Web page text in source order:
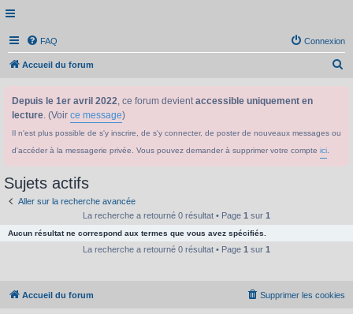
FAQ Connexion
Accueil du forum
Depuis le 1er avril 2022, ce forum devientaccessible uniquement en
lecture. (Voir ce message)
Il n'est plus possible de s'y inscrire, de s'y connecter, de poster de nouveaux messages ou
d'accéder à la messagerie privée. Vous pouvez demander à supprimer votre compte ici
Sujets actifs
Aller sur la recherche avancée
La recherche a retourné 0 résultat • Page 1 sur 1
Aucun résultat ne correspond aux termes que vous avez spécifiés.
La recherche a retourné 0 résultat • Page 1 sur 1
Accueil du forum Supprimer les cookies